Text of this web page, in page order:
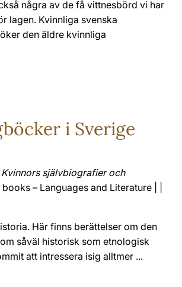
några av de få vittnesbörd vi har
lagen. Kvinnliga svenska
den äldre kvinnliga
i Sverige
Kvinnors självbiografier och
– Languages and Literature | |
Här finns berättelser om den
såväl historisk som etnologisk
att intressera isig alltmer ...